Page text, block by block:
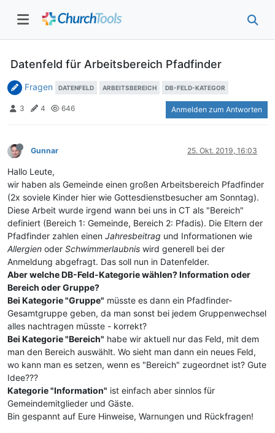
Datenfeld für Arbeitsbereich Pfadfinder
Fragen DATENFELD ARBEITSBEREICH DB-FELD-KATEGOR
3 4 646 Anmelden zum Antworten
Gunnar 25. Okt. 2019, 16:03
Hallo Leute,
wir haben als Gemeinde einen großen Arbeitsbereich Pfadfinder
(2x soviele Kinder hier wie Gottesdienstbesucher am Sonntag).
Diese Arbeit wurde irgend wann bei uns in CT als "Bereich"
definiert (Bereich 1: Gemeinde, Bereich 2: Pfadis). Die Eltern der
Pfadfinder zahlen einen Jahresbeitrag und Informationen wie
Allergien oder Schwimmerlaubnis wird generell bei der
Anmeldung abgefragt. Das soll nun in Datenfelder.
Aber welche DB-Feld-Kategorie wählen? Information oder
Bereich oder Gruppe?
Bei Kategorie "Gruppe" müsste es dann ein Pfadfinder-
Gesamtgruppe geben, da man sonst bei jedem Gruppenwechsel
alles nachtragen müsste - korrekt?
Bei Kategorie "Bereich" habe wir aktuell nur das Feld, mit dem
man den Bereich auswählt. Wo sieht man dann ein neues Feld,
wo kann man es setzen, wenn es "Bereich" zugeordnet ist? Gute
Idee???
Kategorie "Information" ist einfach aber sinnlos für
Gemeindemitglieder und Gäste.
Bin gespannt auf Eure Hinweise, Warnungen und Rückfragen!